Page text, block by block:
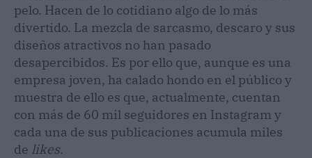
pelo. Hacen de lo cotidiano algo de lo más
divertido. La mezcla de sarcasmo, descaro y sus
diseños atractivos no han pasado
desapercibidos. Es por ello que, aunque es una
empresa joven, ha calado hondo en el público y
muestra de ello es que, actualmente, cuentan
con más de 60 mil seguidores en Instagram y
cada una de sus publicaciones acumula miles
de likes.